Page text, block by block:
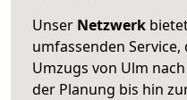
Unser Netzwerk
umfassenden
Umzugs von Ulm
der Planung bis hin